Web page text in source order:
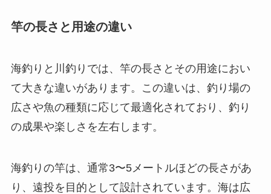
竿の長さと用途の違い
海釣りと川釣りでは、竿の長さとその用途におい
て大きな違いがあります。この違いは、釣り場の
広さや魚の種類に応じて最適化されており、釣り
の成果や楽しさを左右します。
海釣りの竿は、通常3〜5メートルほどの長さがあ
り、遠投を目的として設計されています。海は広